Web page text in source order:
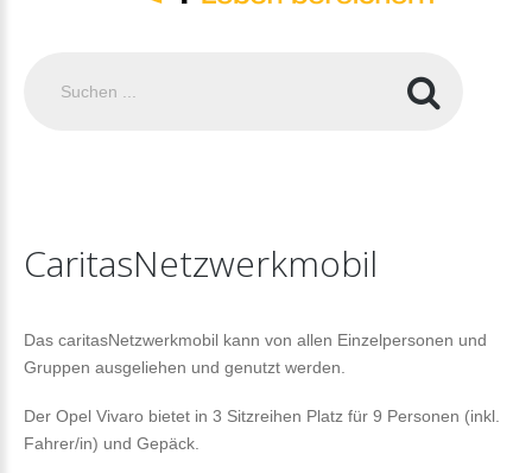
CaritasNetzwerkmobil
Das caritasNetzwerkmobil kann von allen Einzelpersonen und
Gruppen ausgeliehen und genutzt werden.
Der Opel Vivaro bietet in 3 Sitzreihen Platz für 9 Personen (inkl.
Fahrer/in) und Gepäck.